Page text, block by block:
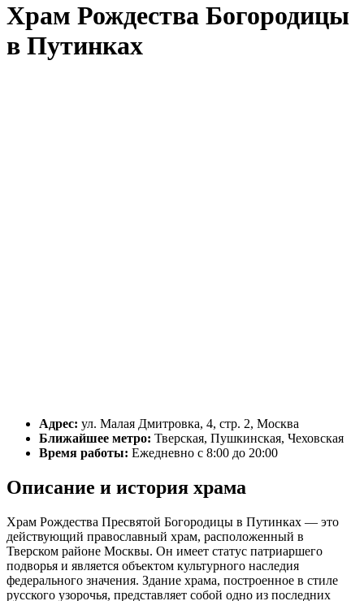
Храм Рождества Богородицы
в Путинках
Адрес: ул. Малая Дмитровка, 4, стр. 2, Москва
Ближайшее метро: Тверская, Пушкинская, Чеховская
Время работы: Ежедневно с 8:00 до 20:00
Описание и история храма
Храм Рождества Пресвятой Богородицы в Путинках — это
действующий православный храм, расположенный в
Тверском районе Москвы. Он имеет статус патриаршего
подворья и является объектом культурного наследия
федерального значения. Здание храма, построенное в стиле
русского узорочья, представляет собой одно из последних